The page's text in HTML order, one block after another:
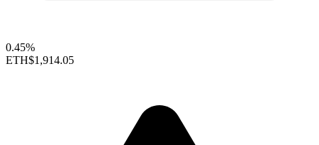
0.45%
ETH$1,914.05